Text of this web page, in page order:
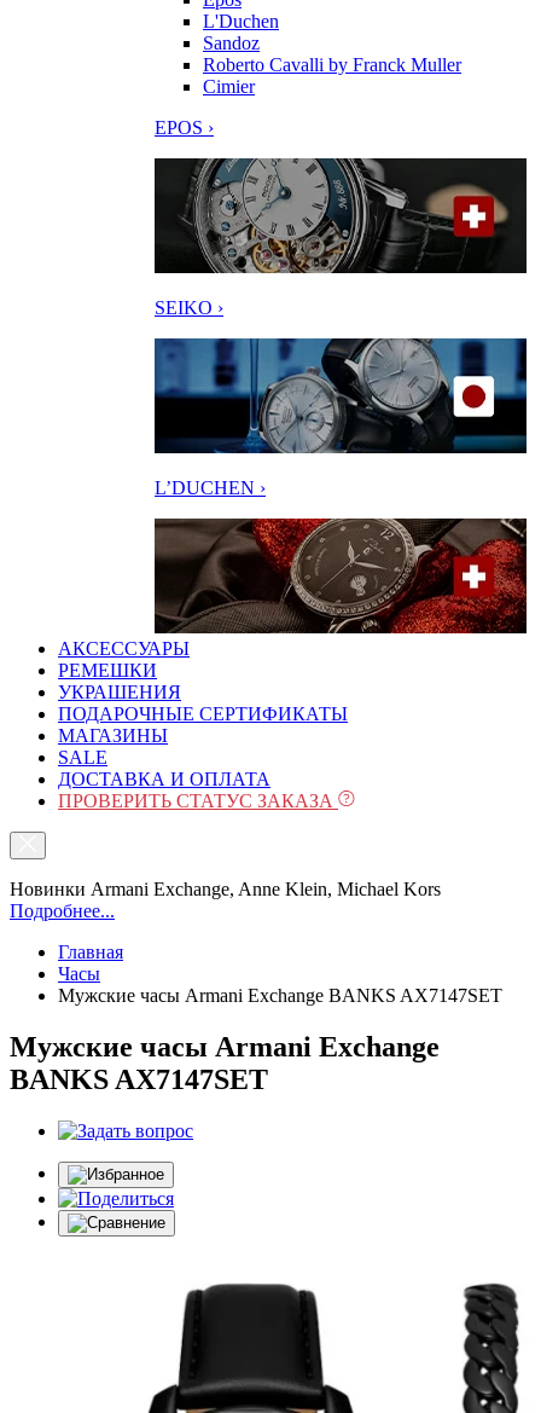
L'Duchen
Sandoz
Roberto Cavalli by Franck Muller
Cimier
EPOS ›
SEIKO ›
L’DUCHEN ›
АКСЕССУАРЫ
РЕМЕШКИ
УКРАШЕНИЯ
ПОДАРОЧНЫЕ СЕРТИФИКАТЫ
МАГАЗИНЫ
SALE
ДОСТАВКА И ОПЛАТА
ПРОВЕРИТЬ СТАТУС ЗАКАЗА
Новинки Armani Exchange, Anne Klein, Michael Kors
Подробнее...
Главная
Часы
Мужские часы Armani Exchange BANKS AX7147SET
Мужские часы Armani Exchange
BANKS AX7147SET